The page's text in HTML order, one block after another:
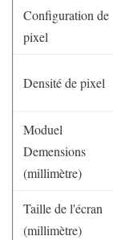
Configuration de
pixel
Densité de pixel
Moduel
Demensions
(millimètre)
Taille de l'écran
(millimètre)